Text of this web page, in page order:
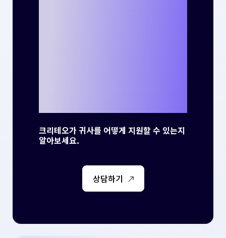
크리테오가 귀사를 어떻게 지원할 수 있는지
알아보세요.
상담하기